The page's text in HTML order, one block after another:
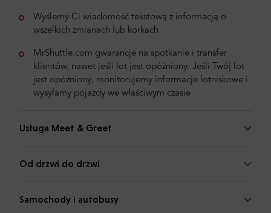
Wyślemy Ci wiadomość tekstową z informacją o
wszelkich zmianach lub korkach
MrShuttle.com gwarancje na spotkanie i transfer
klientów, nawet jeśli lot jest opóźniony. Jeśli Twój lot
jest opóźniony, monitorujemy informacje lotniskowe i
wysyłamy pojazdy we właściwym czasie
Usługa Meet & Greet
Od drzwi do drzwi
Samochody i autobusy